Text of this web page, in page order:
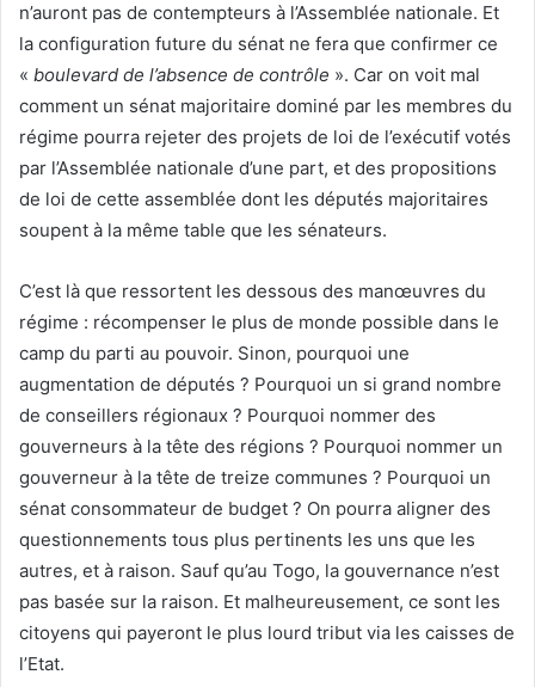
n’auront pas de contempteurs à l’Assemblée nationale. Et
la configuration future du sénat ne fera que confirmer ce
« boulevard de l’absence de contrôle ». Car on voit mal
comment un sénat majoritaire dominé par les membres du
régime pourra rejeter des projets de loi de l’exécutif votés
par l’Assemblée nationale d’une part, et des propositions
de loi de cette assemblée dont les députés majoritaires
soupent à la même table que les sénateurs.
C’est là que ressortent les dessous des manœuvres du
régime : récompenser le plus de monde possible dans le
camp du parti au pouvoir. Sinon, pourquoi une
augmentation de députés ? Pourquoi un si grand nombre
de conseillers régionaux ? Pourquoi nommer des
gouverneurs à la tête des régions ? Pourquoi nommer un
gouverneur à la tête de treize communes ? Pourquoi un
sénat consommateur de budget ? On pourra aligner des
questionnements tous plus pertinents les uns que les
autres, et à raison. Sauf qu’au Togo, la gouvernance n’est
pas basée sur la raison. Et malheureusement, ce sont les
citoyens qui payeront le plus lourd tribut via les caisses de
l’Etat.